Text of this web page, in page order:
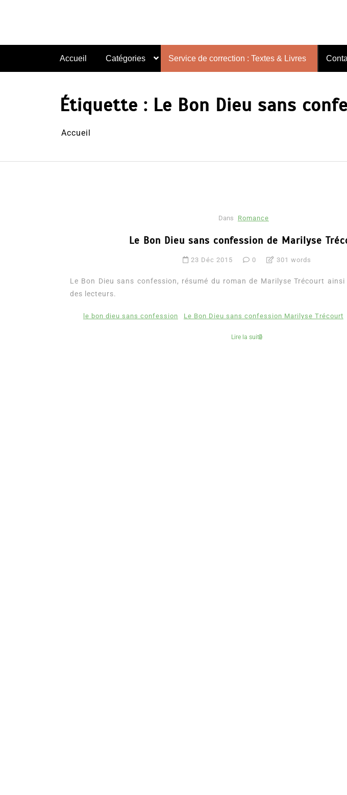
Accueil Catégories Service de correction : Textes & Livres
Étiquette : Le Bon Dieu sans
Accueil
Dans Romance
Le Bon Dieu sans confession de Marilyse
23 Déc 2015 0 301 words
Le Bon Dieu sans confession, résumé du roman de Marilyse Trécourt
des lecteurs.
le bon dieu sans confession Le Bon Dieu sans confession Marilyse Trécourt
Lire la suite